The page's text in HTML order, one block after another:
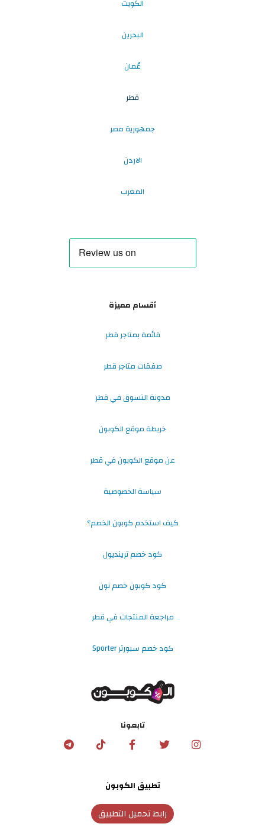
الكويت
البحرين
عُمان
قطر
جمهورية مصر
الاردن
المغرب
أقسام مميزة
قائمة بمتاجر قطر
صفقات متاجر قطر
مدونة التسوق في قطر
خريطة موقع الكوبون
عن موقع الكوبون في قطر
سياسة الخصوصية
كيف استخدم كوبون الخصم؟
كود خصم ترينديول
كود كوبون خصم نون
مراجعة المنتجات في قطر
كود خصم سبورتر Sporter
تابعونا
تطبيق الكوبون
رابط تحميل التطبيق